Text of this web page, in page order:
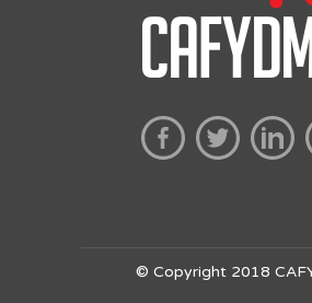
© Copyright 2018